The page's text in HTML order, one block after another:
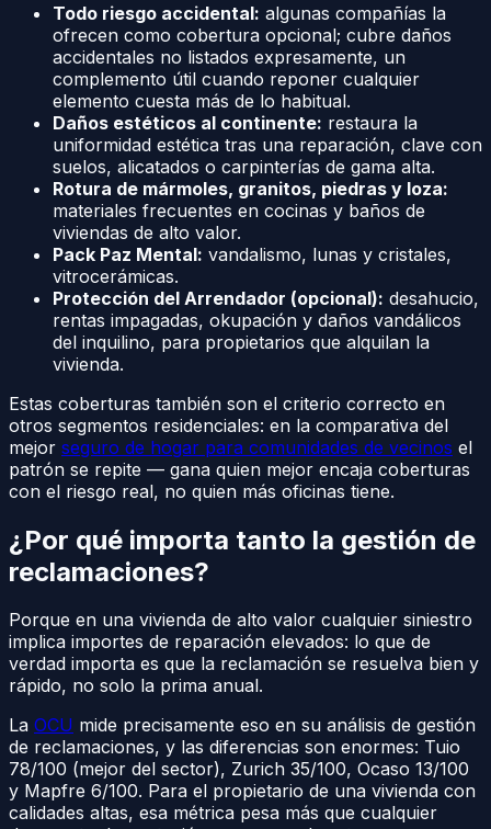
Todo riesgo accidental: algunas compañías la
ofrecen como cobertura opcional; cubre daños
accidentales no listados expresamente, un
complemento útil cuando reponer cualquier
elemento cuesta más de lo habitual.
Daños estéticos al continente: restaura la
uniformidad estética tras una reparación, clave con
suelos, alicatados o carpinterías de gama alta.
Rotura de mármoles, granitos, piedras y loza:
materiales frecuentes en cocinas y baños de
viviendas de alto valor.
Pack Paz Mental: vandalismo, lunas y cristales,
vitrocerámicas.
Protección del Arrendador (opcional): desahucio,
rentas impagadas, okupación y daños vandálicos
del inquilino, para propietarios que alquilan la
vivienda.
Estas coberturas también son el criterio correcto en
otros segmentos residenciales: en la comparativa del
mejor seguro de hogar para comunidades de vecinos el
patrón se repite — gana quien mejor encaja coberturas
con el riesgo real, no quien más oficinas tiene.
¿Por qué importa tanto la gestión de
reclamaciones?
Porque en una vivienda de alto valor cualquier siniestro
implica importes de reparación elevados: lo que de
verdad importa es que la reclamación se resuelva bien y
rápido, no solo la prima anual.
La OCU mide precisamente eso en su análisis de gestión
de reclamaciones, y las diferencias son enormes: Tuio
78/100 (mejor del sector), Zurich 35/100, Ocaso 13/100
y Mapfre 6/100. Para el propietario de una vivienda con
calidades altas, esa métrica pesa más que cualquier